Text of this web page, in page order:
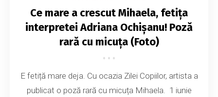
Ce mare a crescut Mihaela, fetița
interpretei Adriana Ochișanu! Poză
rară cu micuța (Foto)
E fetiță mare deja. Cu ocazia Zilei Copiilor, artista a
publicat o poză rară cu micuța Mihaela. 1 iunie